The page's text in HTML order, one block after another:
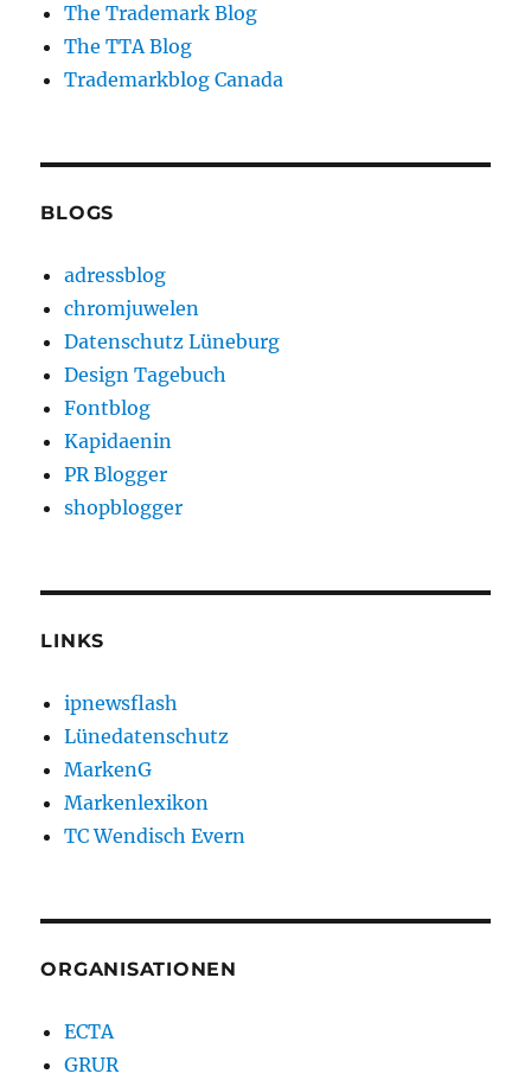
The Trademark Blog
The TTA Blog
Trademarkblog Canada
BLOGS
adressblog
chromjuwelen
Datenschutz Lüneburg
Design Tagebuch
Fontblog
Kapidaenin
PR Blogger
shopblogger
LINKS
ipnewsflash
Lünedatenschutz
MarkenG
Markenlexikon
TC Wendisch Evern
ORGANISATIONEN
ECTA
GRUR